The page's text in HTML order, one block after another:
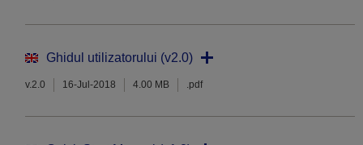
Ghidul utilizatorului (v2.0)
v.2.0 16-Jul-2018 4.00 MB .pdf